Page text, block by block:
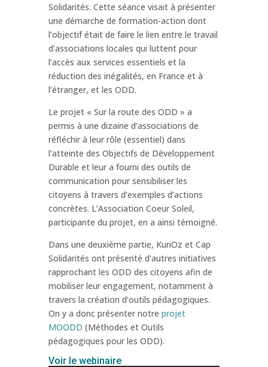
Solidarités. Cette séance visait à présenter
une démarche de formation-action dont
l’objectif était de faire le lien entre le travail
d’associations locales qui luttent pour
l’accès aux services essentiels et la
réduction des inégalités, en France et à
l’étranger, et les ODD.
Le projet « Sur la route des ODD » a
permis à une dizaine d’associations de
réfléchir à leur rôle (essentiel) dans
l’atteinte des Objectifs de Développement
Durable et leur a fourni des outils de
communication pour sensibiliser les
citoyens à travers d’exemples d’actions
concrètes. L’Association Coeur Soleil,
participante du projet, en a ainsi témoigné.
Dans une deuxième partie, KuriOz et Cap
Solidarités ont présenté d’autres initiatives
rapprochant les ODD des citoyens afin de
mobiliser leur engagement, notamment à
travers la création d’outils pédagogiques.
On y a donc présenter notre projet
MOODD (Méthodes et Outils
pédagogiques pour les ODD).
Voir le webinaire